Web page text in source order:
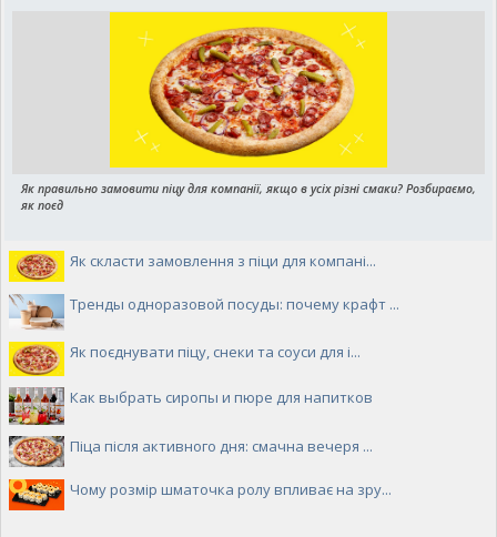
Як правильно замовити піцу для компанії, якщо в усіх різні смаки? Розбираємо,
як поєд
Як скласти замовлення з піци для компані...
Тренды одноразовой посуды: почему крафт ...
Як поєднувати піцу, снеки та соуси для і...
Как выбрать сиропы и пюре для напитков
Піца після активного дня: смачна вечеря ...
Чому розмір шматочка ролу впливає на зру...